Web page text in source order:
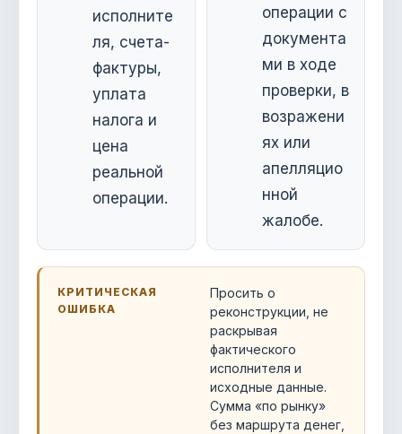
исполните
ля, счета-
фактуры,
уплата
налога и
цена
реальной
операции.
операции с
документа
ми в ходе
проверки, в
возражени
ях или
апелляцио
нной
жалобе.
КРИТИЧЕСКАЯ
ОШИБКА
Просить о
реконструкции, не
раскрывая
фактического
исполнителя и
исходные данные.
Сумма «по рынку»
без маршрута денег,